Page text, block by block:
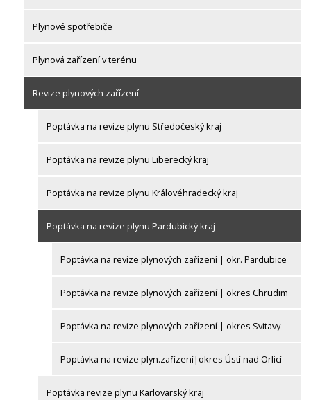
Plynové spotřebiče
Plynová zařízení v terénu
Revize plynových zařízení
Poptávka na revize plynu Středočeský kraj
Poptávka na revize plynu Liberecký kraj
Poptávka na revize plynu Královéhradecký kraj
Poptávka na revize plynu Pardubický kraj
Poptávka na revize plynových zařízení | okr. Pardubice
Poptávka na revize plynových zařízení | okres Chrudim
Poptávka na revize plynových zařízení | okres Svitavy
Poptávka na revize plyn.zařízení|okres Ústí nad Orlicí
Poptávka revize plynu Karlovarský kraj